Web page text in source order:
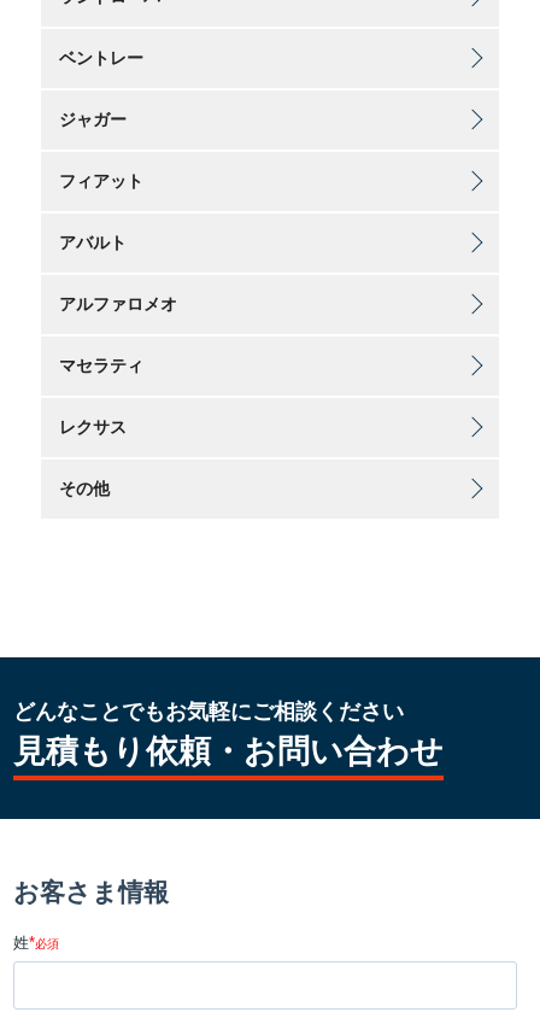
ベントレー
ジャガー
フィアット
アバルト
アルファロメオ
マセラティ
レクサス
その他
どんなことでもお気軽にご相談ください
見積もり依頼・お問い合わせ